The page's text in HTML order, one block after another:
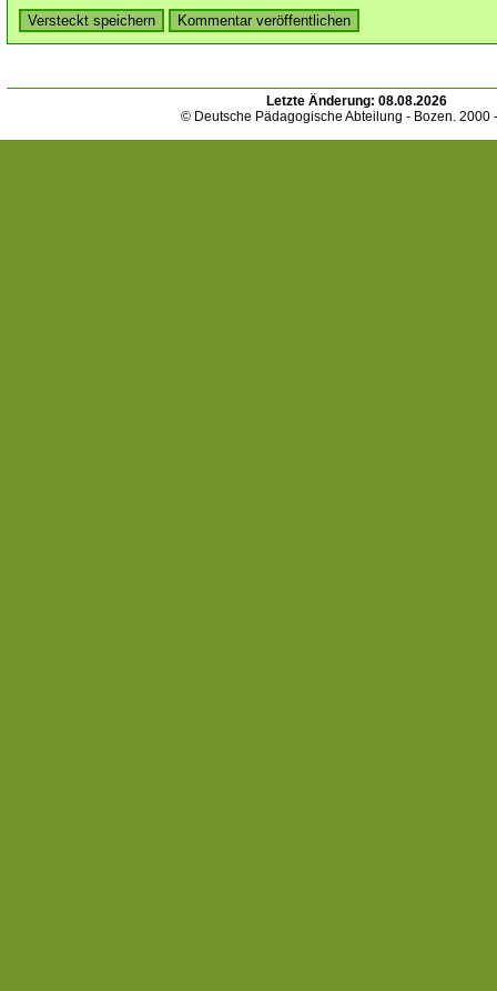
Letzte Änderung: 08.08.2026
© Deutsche Pädagogische Abteilung - Bozen. 2000